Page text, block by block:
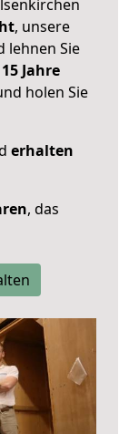
, unsere
lehnen Sie
Jahre
holen Sie
erhalten
, das